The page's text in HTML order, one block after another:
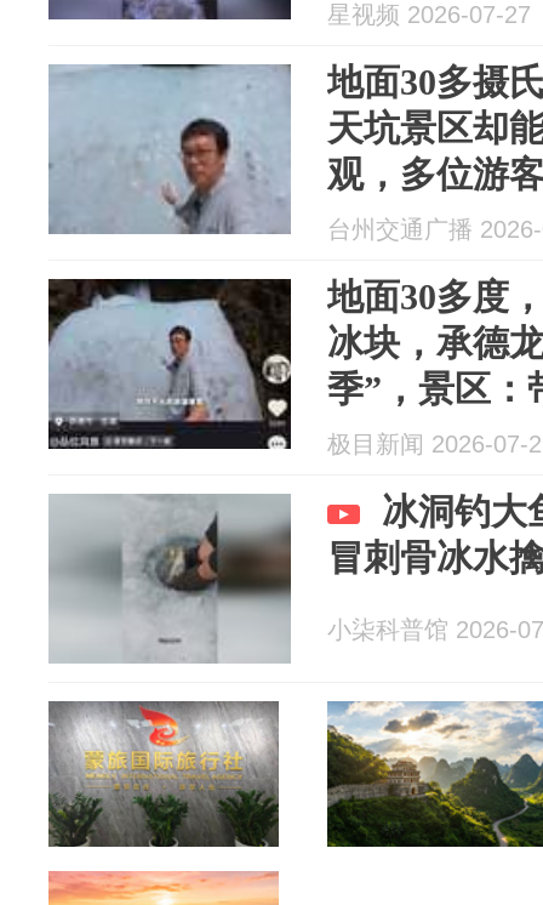
星视频 2026-07-27
地面30多摄
天坑景区却
观，多位游
季”，景区：
游览带件长
台州交通广播
地面30多度
冰块，承德
季”，景区：
极目新闻 2026-07-
冰洞钓大
冒刺骨冰水
小柒科普馆 2026-